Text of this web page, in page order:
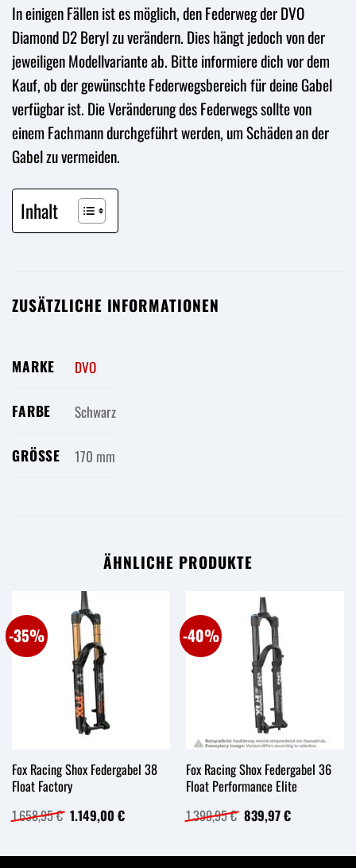
In einigen Fällen ist es möglich, den Federweg der DVO
Diamond D2 Beryl zu verändern. Dies hängt jedoch von der
jeweiligen Modellvariante ab. Bitte informiere dich vor dem
Kauf, ob der gewünschte Federwegsbereich für deine Gabel
verfügbar ist. Die Veränderung des Federwegs sollte von
einem Fachmann durchgeführt werden, um Schäden an der
Gabel zu vermeiden.
Inhalt
ZUSÄTZLICHE INFORMATIONEN
MARKE DVO
FARBE Schwarz
GRÖSSE 170 mm
ÄHNLICHE PRODUKTE
-35%
Fox Racing Shox Federgabel 38
Float Factory
1.658,95€ Ursprünglicher
Preis
1.658,95 €
1.149,00 €Aktueller
Preis
1.149,00 €.
-40%
Fox Racing Shox Federgabel 36
Float Performance Elite
1.399,95€ Ursprünglicher
Preis
1.399,95 €
839,97€Aktueller
Preis
839,97 €.